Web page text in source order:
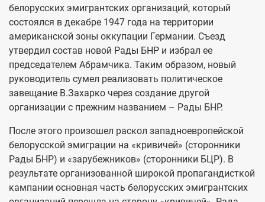
белорусских эмигрантских организаций, который
состоялся в декабре 1947 года на территории
американской зоны оккупации Германии. Съезд
утвердил состав новой Рады БНР и избрал ее
председателем Абрамчика. Таким образом, новый
руководитель сумел реализовать политическое
завещание В.Захарко через создание другой
организации c прежним названием – Рады БНР.
После этого произошел раскол западноевропейской
белорусской эмиграции на «кривичей» (сторонники
Рады БНР) и «зарубежников» (сторонники БЦР). В
результате организованной широкой пропагандисткой
кампании основная часть белорусских эмигрантских